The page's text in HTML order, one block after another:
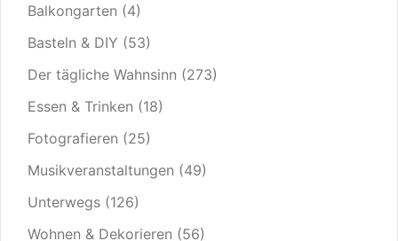
Balkongarten (4)
Basteln & DIY (53)
Der tägliche Wahnsinn (273)
Essen & Trinken (18)
Fotografieren (25)
Musikveranstaltungen (49)
Unterwegs (126)
Wohnen & Dekorieren (56)